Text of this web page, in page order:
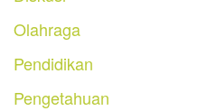
Olahraga
Pendidikan
Pengetahuan